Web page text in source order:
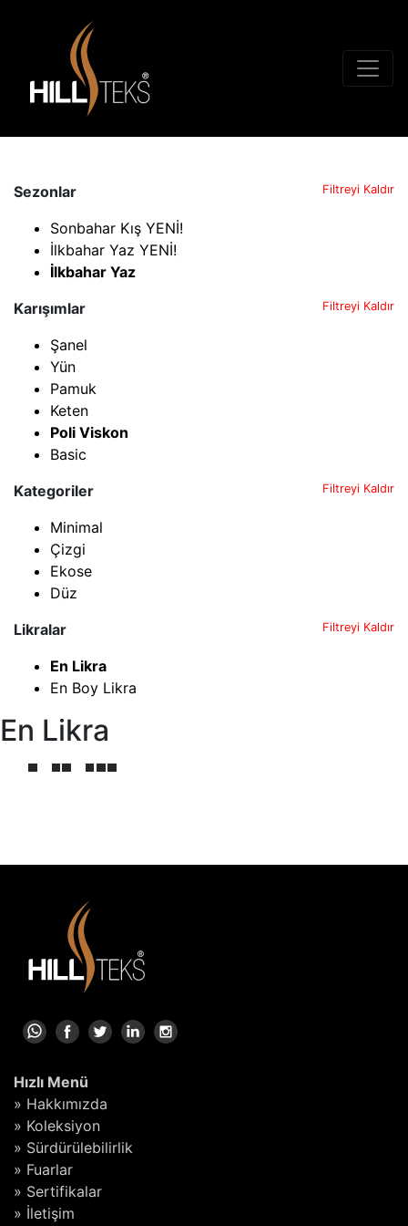
Sezonlar Filtreyi Kaldır
Sonbahar Kış YENİ!
İlkbahar Yaz YENİ!
İlkbahar Yaz
Karışımlar
Filtreyi Kaldır
Şanel
Yün
Pamuk
Keten
Poli Viskon
Basic
Kategoriler
Filtreyi Kaldır
Minimal
Çizgi
Ekose
Düz
Likralar
Filtreyi Kaldır
En Likra
En Boy Likra
En Likra
Hızlı Menü
» Hakkımızda
» Koleksiyon
» Sürdürülebilirlik
» Fuarlar
» Sertifikalar
» İletişim